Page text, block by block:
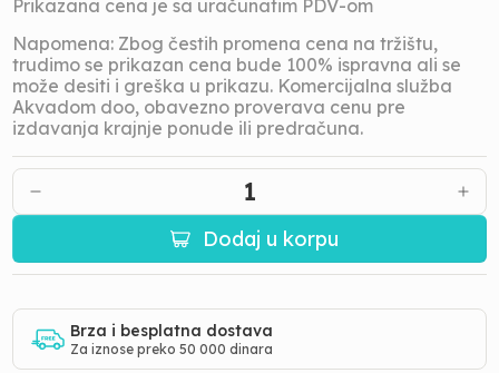
Prikazana cena je sa uračunatim PDV-om
Napomena: Zbog čestih promena cena na tržištu,
trudimo se prikazan cena bude 100% ispravna ali se
može desiti i greška u prikazu. Komercijalna služba
Akvadom doo, obavezno proverava cenu pre
izdavanja krajnje ponude ili predračuna.
1
Dodaj u korpu
Brza i besplatna dostava
Za iznose preko 50 000 dinara